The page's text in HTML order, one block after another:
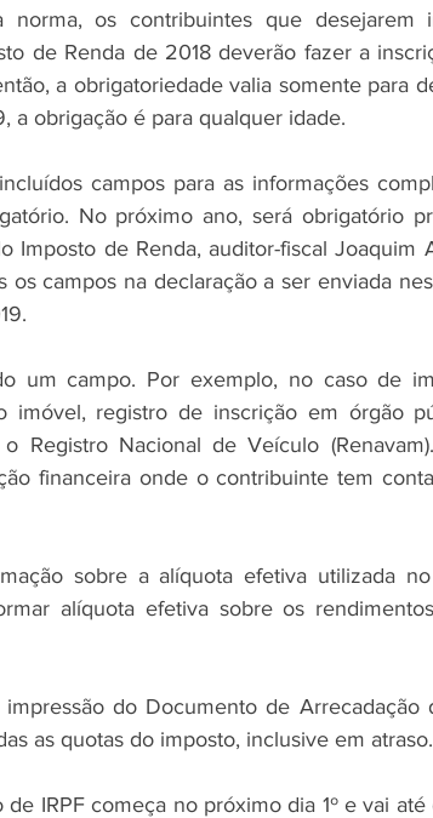
norma, os contribuintes que desejarem
de Renda de 2018 deverão fazer a
a obrigatoriedade valia somente para
a obrigação é para qualquer idade.
campos para as informações
No próximo ano, será obrigatório
Imposto de Renda, auditor-fiscal Joaquim
campos na declaração a ser enviada
um campo. Por exemplo, no caso de
imóvel, registro de inscrição em órgão
Registro Nacional de Veículo
financeira onde o contribuinte tem
sobre a alíquota efetiva utilizada
alíquota efetiva sobre os
do Documento de Arrecadação
as quotas do imposto, inclusive em atraso.
IRPF começa no próximo dia 1º e vai